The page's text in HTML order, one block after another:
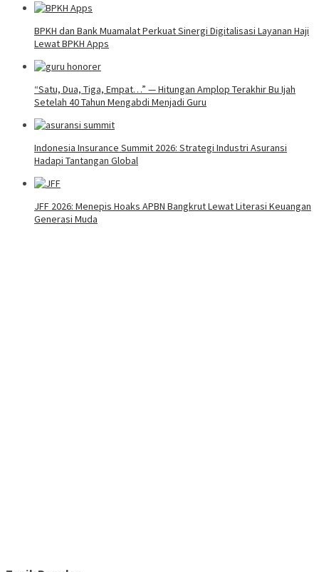
BPKH dan Bank Muamalat Perkuat Sinergi Digitalisasi Layanan Haji
Lewat BPKH Apps
“Satu, Dua, Tiga, Empat…” — Hitungan Amplop Terakhir Bu Ijah
Setelah 40 Tahun Mengabdi Menjadi Guru
Indonesia Insurance Summit 2026: Strategi Industri Asuransi
Hadapi Tantangan Global
JFF 2026: Menepis Hoaks APBN Bangkrut Lewat Literasi Keuangan
Generasi Muda